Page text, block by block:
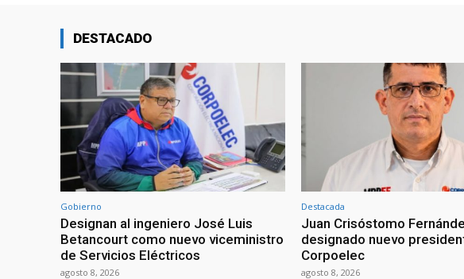
DESTACADO
Gobierno
Designan al ingeniero José Luis
Betancourt como nuevo viceministro
de Servicios Eléctricos
agosto 8, 2026
Destacada
Juan Crisóstomo
designado nuevo
Corpoelec
agosto 8, 2026